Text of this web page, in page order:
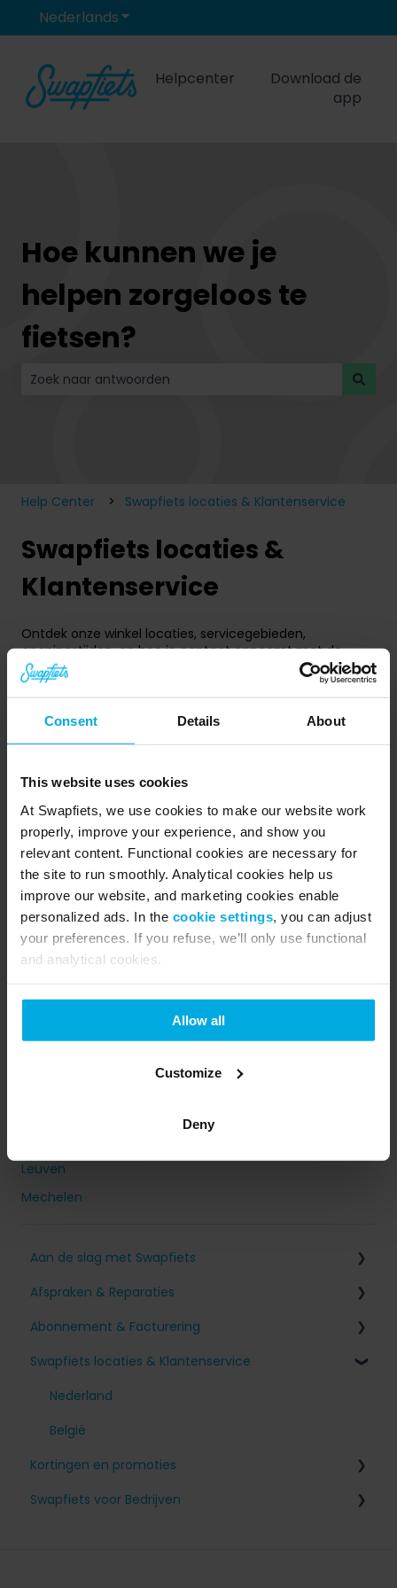
Consent Details About
This website uses cookies
At Swapfiets, we use cookies to make our website work
properly, improve your experience, and show you
relevant content. Functional cookies are necessary for
the site to run smoothly. Analytical cookies help us
improve our website, and marketing cookies enable
personalized ads. In the cookie settings , you can adjust
your preferences. If you refuse, we’ll only use functional
and analytical cookies.
Allow all
Customize
Deny
NederlandsSubmenu tonen voor vertalingen
Helpcenter
Download de
app
Hoe kunnen we je
helpen zorgeloos te
fietsen?
Help Center Swapfiets locaties & Klantenservice
Swapfiets locaties &
Klantenservice
Ontdek onze winkel locaties, servicegebieden,
openingstijden, en hoe je contact opneemt met de
klantenservice.
Waar biedt Swapfiets Service aan?
Nederland
Amsterdam
Rotterdam
Den Haag
Utrecht
Eindhoven
België
Leuven
Mechelen
Aan de slag met Swapfiets
Aanmelden voor Swapfiets
Mijn fiets ontvangen
Onze fietsen & functies
Voor je fiets zorgen
Afspraken & Reparaties
Problemen met mijn Swapfiets
Ik heb een afspraak gepland
Andere vragen
Abonnement & Facturering
Toeslagen en betalingen
Mijn abonnement wijzigen
Mijn account
Mijn abonnement opzeggen
Swapfiets locaties & Klantenservice
Nederland
België
Kortingen en promoties
Vriendenkorting
Swapfiets voor Bedrijven